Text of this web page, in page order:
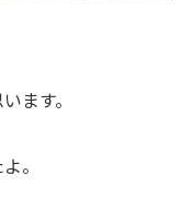
ます。
。